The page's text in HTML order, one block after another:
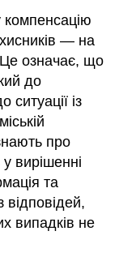
— на
означає, що
до
із
про
вирішенні
та
відповідей,
випадків не